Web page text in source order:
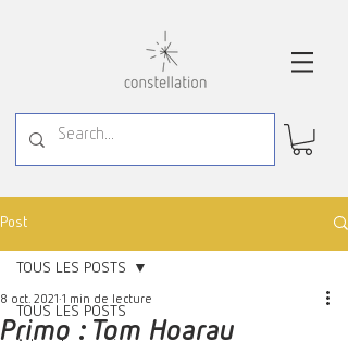
Post
TOUS LES POSTS
TOUS LES POSTS
Primo : Tom Hoarau
8 oct. 2021 1 min de lecture